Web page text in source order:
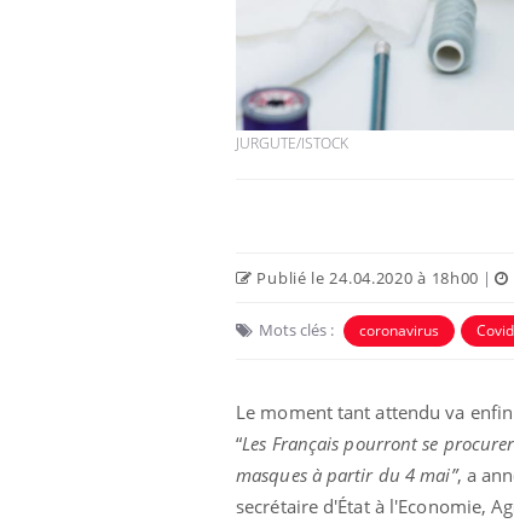
JURGUTE/ISTOCK
Publié le 24.04.2020 à 18h00 |
Mots clés : coronavirus
Le moment tant attendu va
“Les Français pourront se
masques à partir du 4 mai”, a
secrétaire d'État à l'Economie,
Comment gérer le
sommeil des enfants en
vacances ?